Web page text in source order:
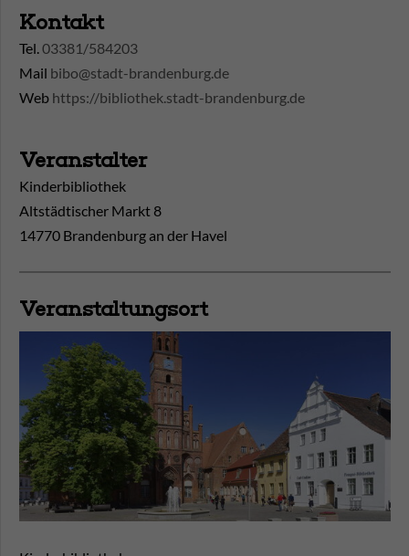
Kontakt
Tel.03381/584203
Mail bibo@stadt-brandenburg.de
Web https://bibliothek.stadt-brandenburg.de
Veranstalter
Kinderbibliothek
Altstädtischer Markt 8
14770 Brandenburg an der Havel
Veranstaltungsort